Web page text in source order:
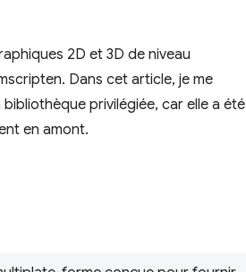
2D et 3D de niveau
Dans cet article, je me
privilégiée, car elle a été
en amont.